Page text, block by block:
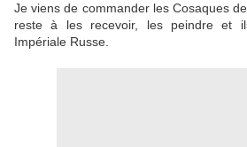
Je viens de commander les Cosaques
reste à les recevoir, les peindre et
Impériale Russe.